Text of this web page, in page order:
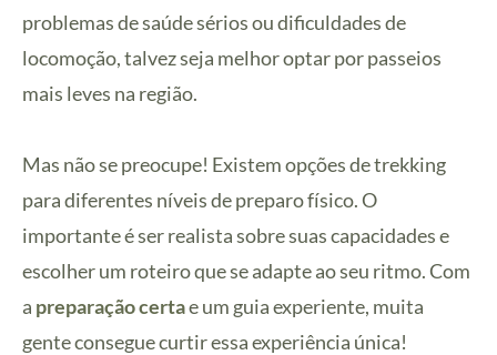
problemas de saúde sérios ou dificuldades de
locomoção, talvez seja melhor optar por passeios
mais leves na região.
Mas não se preocupe! Existem opções de trekking
para diferentes níveis de preparo físico. O
importante é ser realista sobre suas capacidades e
escolher um roteiro que se adapte ao seu ritmo. Com
a preparação certae um guia experiente, muita
gente consegue curtir essa experiência única!